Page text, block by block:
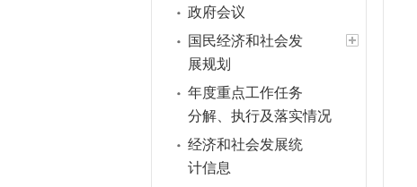
政府会议
国民经济和社会发
展规划
年度重点工作任务
分解、执行及落实情况
经济和社会发展统
计信息